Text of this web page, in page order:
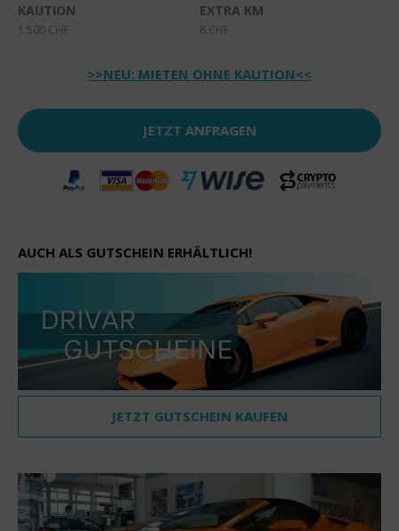
KAUTION
1.500 CHF
EXTRA KM
6 CHF
>>NEU: MIETEN OHNE KAUTION<<
JETZT ANFRAGEN
AUCH ALS GUTSCHEIN ERHÄLTLICH!
JETZT GUTSCHEIN KAUFEN